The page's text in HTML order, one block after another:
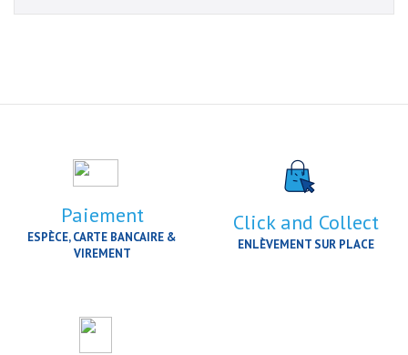
Paiement
ESPÈCE, CARTE BANCAIRE &
VIREMENT
Click and Collect
ENLÈVEMENT SUR PLACE